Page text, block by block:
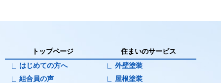
トップページ
はじめての方へ
組合員の声
住まいのサービス
外壁塗装
屋根塗装